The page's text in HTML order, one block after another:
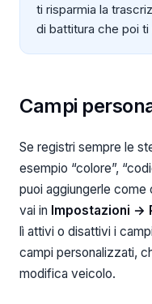
ti risparmia la
di battitura che poi
Campi
Se registri sempre le
esempio “colore”,
puoi aggiungerle
vai in Impostazioni →
lì attivi o disattivi i
campi personalizzati,
modifica veicolo.